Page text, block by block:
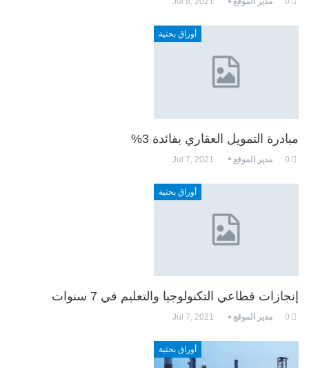
أوراق بحثية
مبادرة التمويل العقاري بفائدة 3%
مدير الموقع Jul 7, 2021
أوراق بحثية
إنجازات قطاعي التكنولوجيا والتعليم في 7 سنوات
مدير الموقع Jul 7, 2021
أوراق بحثية